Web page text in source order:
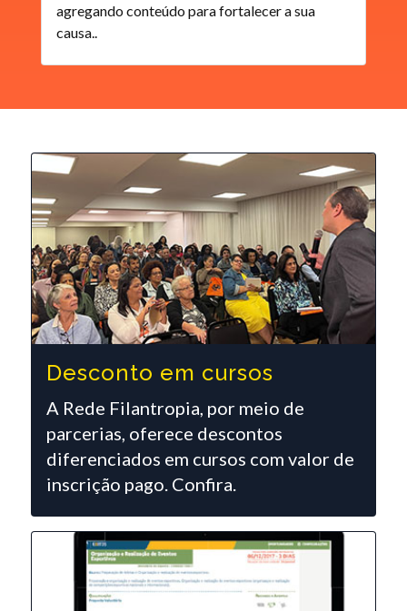
agregando conteúdo para fortalecer a sua
causa..
Desconto em cursos
A Rede Filantropia, por meio de
parcerias, oferece descontos
diferenciados em cursos com valor de
inscrição pago. Confira.